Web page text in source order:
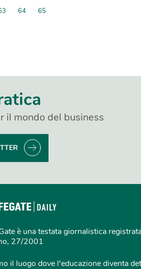
64 65
il mondo del business
è una testata giornalistica
27/2001
il luogo dove l'educazione diventa